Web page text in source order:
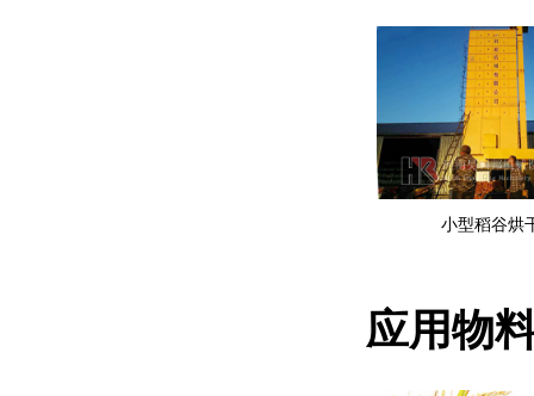
小型稻谷烘
应用物